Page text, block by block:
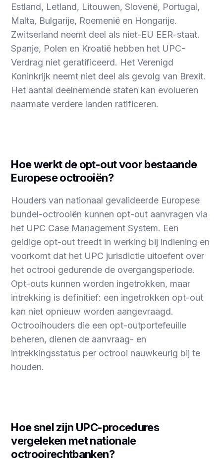
Estland, Letland, Litouwen, Slovenë, Portugal,
Malta, Bulgarije, Roemenië en Hongarije.
Zwitserland neemt deel als niet-EU EER-staat.
Spanje, Polen en Kroatië hebben het UPC-
Verdrag niet geratificeerd. Het Verenigd
Koninkrijk neemt niet deel als gevolg van Brexit.
Het aantal deelnemende staten kan evolueren
naarmate verdere landen ratificeren.
Hoe werkt de opt-out voor bestaande
Europese octrooiën?
Houders van nationaal gevalideerde Europese
bundel-octrooiën kunnen opt-out aanvragen via
het UPC Case Management System. Een
geldige opt-out treedt in werking bij indiening en
voorkomt dat het UPC jurisdictie uitoefent over
het octrooi gedurende de overgangsperiode.
Opt-outs kunnen worden ingetrokken, maar
intrekking is definitief: een ingetrokken opt-out
kan niet opnieuw worden aangevraagd.
Octrooihouders die een opt-outportefeuille
beheren, dienen de aanvraag- en
intrekkingsstatus per octrooi nauwkeurig bij te
houden.
Hoe snel zijn UPC-procedures
vergeleken met nationale
octrooirechtbanken?